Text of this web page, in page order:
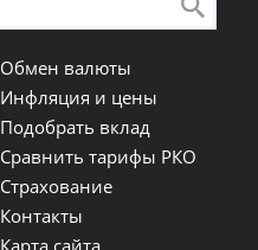
Обмен валюты
Инфляция и цены
Подобрать вклад
Сравнить тарифы РКО
Страхование
Контакты
Карта сайта